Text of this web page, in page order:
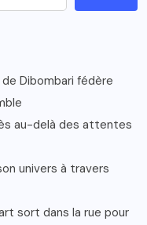
de Dibombari fédère
au-delà des attentes
univers à travers
sort dans la rue pour